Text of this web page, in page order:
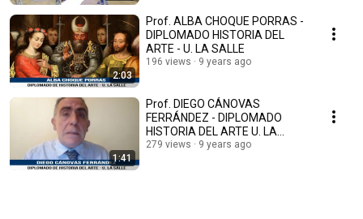
2:03
Prof. ALBA CHOQUE PORRAS -
DIPLOMADO HISTORIA DEL
ARTE - U. LA SALLE
196 views 9 years ago
1:41
Prof. DIEGO CÁNOVAS
FERRÁNDEZ - DIPLOMADO
HISTORIA DEL ARTE U. LA
SALLE
279 views 9 years ago